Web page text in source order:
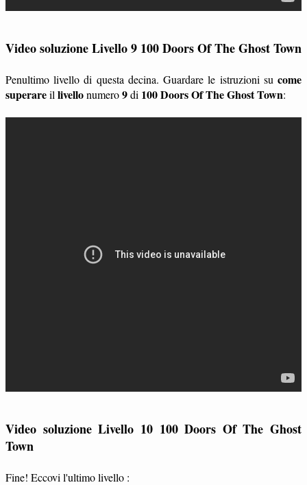
Video soluzione Livello 9 100 Doors Of The Ghost Town
Penultimo livello di questa decina. Guardare le istruzioni su come
superareil livellonumero9di 100 Doors Of The Ghost Town:
Video soluzione Livello 10 100 Doors Of The Ghost
Town
Fine! Eccovi l'ultimo livello :